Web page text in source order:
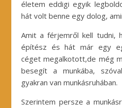
életem eddigi egyik
hát volt benne egy dolog,
Amit a férjemről kell tudni,
építész és hát már egy
céget megalkotott,de még
besegít a munkába,
gyakran van munkásruhában.
Szerintem persze a